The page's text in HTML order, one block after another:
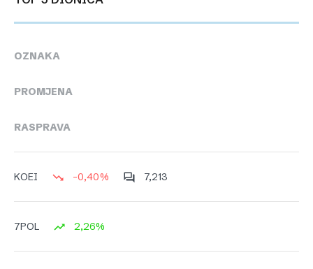
OZNAKA
PROMJENA
RASPRAVA
KOEI -0,40% 7,213
7POL 2,26%